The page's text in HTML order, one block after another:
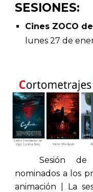
SESIONES:
Cines ZOCO
lunes27 de
Sesión de
nominados a los
animación | La